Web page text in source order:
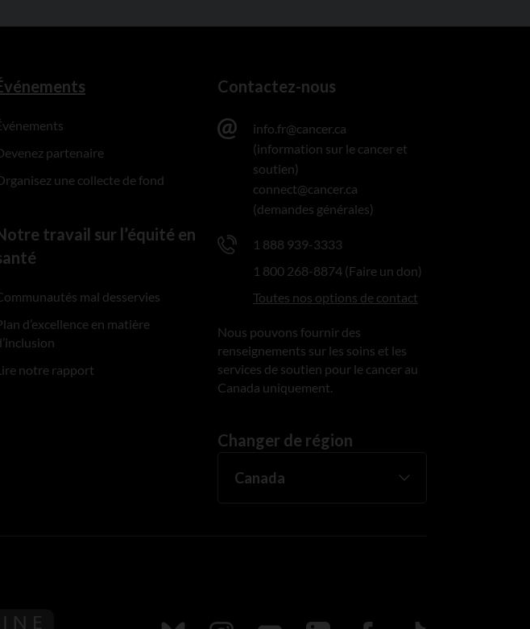
partenaire
une collecte de fond
travail sur l’équité en
mal desservies
d’excellence en matière
notre rapport
Contactez-nous
info.fr@cancer.ca
(information sur le cancer et
soutien)
connect@cancer.ca
(demandes générales)
1 888 939-3333
1 800 268-8874 (Faire un don)
Toutes nos options de contact
Nous pouvons fournir des
renseignements sur les soins et les
services de soutien pour le cancer au
Canada uniquement.
Changer de région